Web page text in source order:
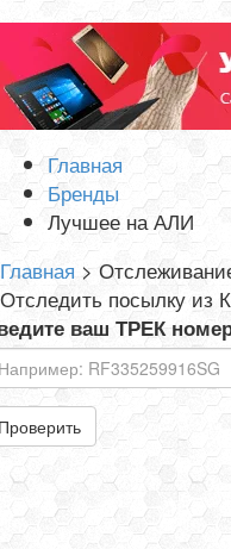
Главная
Бренды
Лучшее на АЛИ
Главная >
Отследить посылку из
ваш ТРЕК